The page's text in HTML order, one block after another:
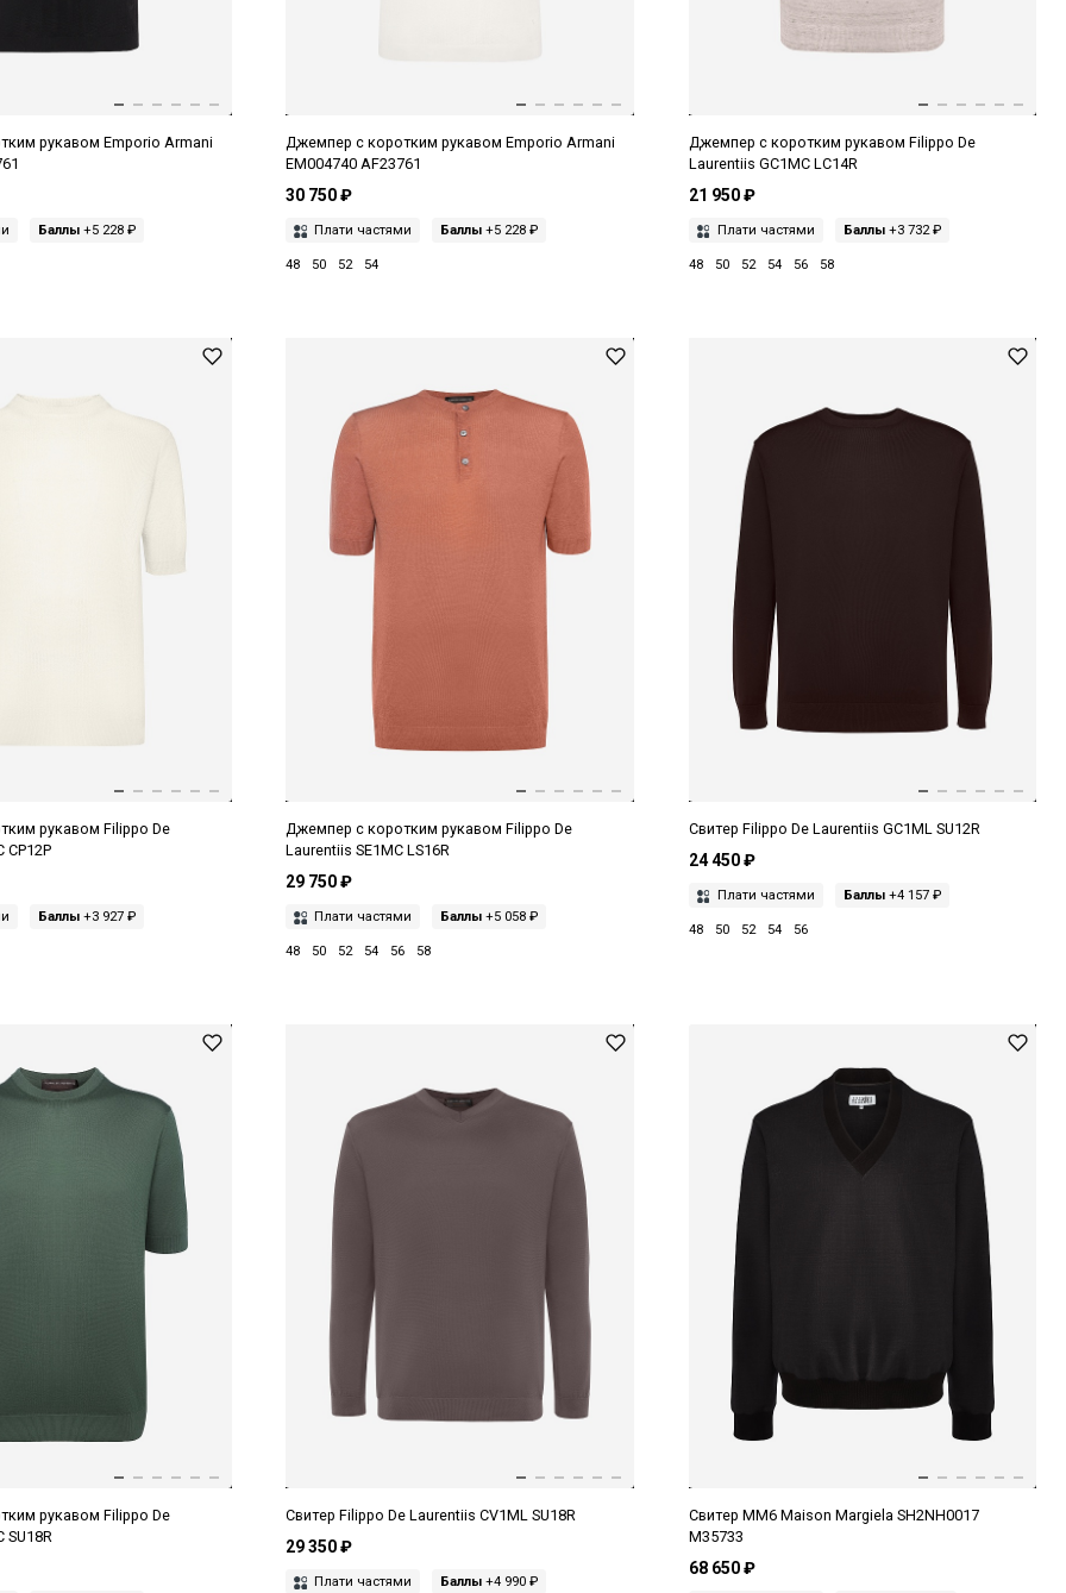
рукавом Emporio Armani
Баллы +5 228 ₽
Джемпер с коротким рукавом Emporio Armani
EM004740 AF23761
30 750 ₽
Плати частями Баллы +5 228 ₽
48 50 52 54
Джемпер с коротким рукавом Filippo De
Laurentiis GC1MC LC14R
21 950 ₽
Плати частями Баллы+3 732 ₽
48 50 52 54 56 58
рукавом Filippo De
CP12P
Баллы +3 927 ₽
Джемпер с коротким рукавом Filippo De
Laurentiis SE1MC LS16R
29 750 ₽
Плати частями Баллы +5 058 ₽
48 50 52 54 56 58
Свитер Filippo De Laurentiis GC1ML SU12R
24 450 ₽
Плати частями Баллы+4 157 ₽
48 50 52 54 56
рукавом Filippo De
SU18R
Свитер Filippo De Laurentiis CV1ML SU18R
29 350 ₽
Плати частями Баллы +4 990 ₽
Свитер MM6 Maison Margiela SH2NH0017
M35733
68 650 ₽